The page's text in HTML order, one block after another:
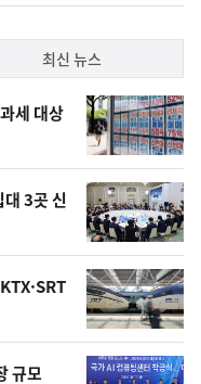
최신 뉴스
세 대상
3곳 신
규모